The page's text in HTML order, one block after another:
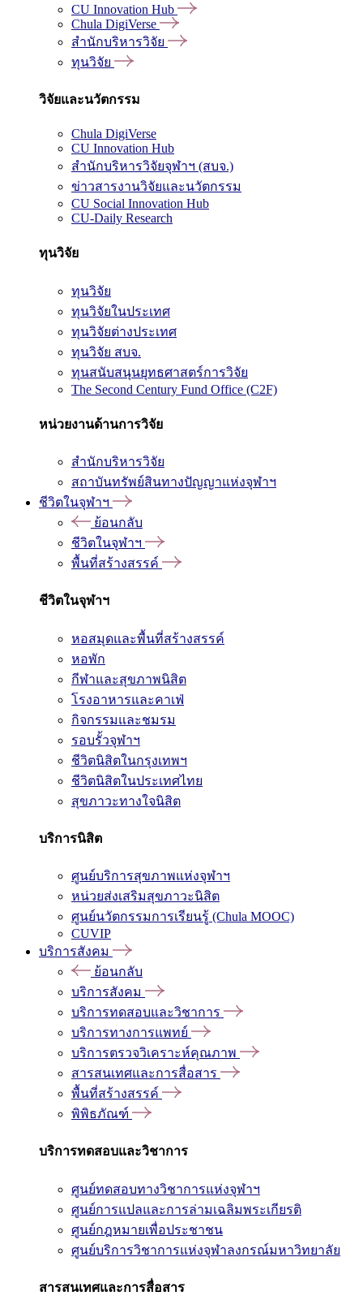
CU Innovation Hub
Chula DigiVerse
สำนักบริหารวิจัย
ทุนวิจัย
วิจัยและนวัตกรรม
Chula DigiVerse
CU Innovation Hub
สำนักบริหารวิจัยจุฬาฯ (สบจ.)
ข่าวสารงานวิจัยและนวัตกรรม
CU Social Innovation Hub
CU-Daily Research
ทุนวิจัย
ทุนวิจัย
ทุนวิจัยในประเทศ
ทุนวิจัยต่างประเทศ
ทุนวิจัย สบจ.
ทุนสนับสนุนยุทธศาสตร์การวิจัย
The Second Century Fund Office (C2F)
หน่วยงานด้านการวิจัย
สำนักบริหารวิจัย
สถาบันทรัพย์สินทางปัญญาแห่งจุฬาฯ
ชีวิตในจุฬาฯ
ย้อนกลับ
ชีวิตในจุฬาฯ
พื้นที่สร้างสรรค์
ชีวิตในจุฬาฯ
หอสมุดและพื้นที่สร้างสรรค์
หอพัก
กีฬาและสุขภาพนิสิต
โรงอาหารและคาเฟ่
กิจกรรมและชมรม
รอบรั้วจุฬาฯ
ชีวิตนิสิตในกรุงเทพฯ
ชีวิตนิสิตในประเทศไทย
สุขภาวะทางใจนิสิต
บริการนิสิต
ศูนย์บริการสุขภาพแห่งจุฬาฯ
หน่วยส่งเสริมสุขภาวะนิสิต
ศูนย์นวัตกรรมการเรียนรู้ (Chula MOOC)
CUVIP
บริการสังคม
ย้อนกลับ
บริการสังคม
บริการทดสอบและวิชาการ
บริการทางการแพทย์
บริการตรวจวิเคราะห์คุณภาพ
สารสนเทศและการสื่อสาร
พื้นที่สร้างสรรค์
พิพิธภัณฑ์
บริการทดสอบและวิชาการ
ศูนย์ทดสอบทางวิชาการแห่งจุฬาฯ
ศูนย์การแปลและการล่ามเฉลิมพระเกียรติ
ศูนย์กฎหมายเพื่อประชาชน
ศูนย์บริการวิชาการแห่งจุฬาลงกรณ์มหาวิทยาลัย
สารสนเทศและการสื่อสาร